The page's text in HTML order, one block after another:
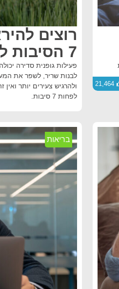
21,464
רוצים
7 הסיבות להתחיל לזוז
פעילות גופנית סדירה
לבנות שריר, לשפר את
ולהרגיש צעירים יותר
לפחות 7 סיבות.
בריאות